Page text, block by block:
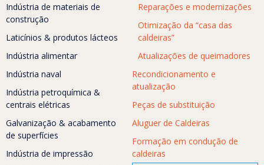
Indústria de materiais de
construção
Laticínios & produtos lácteos
Indústria alimentar
Indústria naval
Indústria petroquímica &
centrais elétricas
Galvanização & acabamento
de superfícies
Indústria de impressão
Reparações e modernizações
Otimização da “casa das
caldeiras”
Atualizações de queimadores
Recondicionamento e
atualização
Peças de substituição
Aluguer de Caldeiras
Formação em condução de
caldeiras